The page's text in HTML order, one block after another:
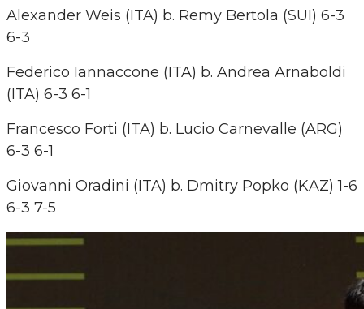
Alexander Weis (ITA) b. Remy Bertola (SUI) 6-3
6-3
Federico Iannaccone (ITA) b. Andrea Arnaboldi
(ITA) 6-3 6-1
Francesco Forti (ITA) b. Lucio Carnevalle (ARG)
6-3 6-1
Giovanni Oradini (ITA) b. Dmitry Popko (KAZ) 1-6
6-3 7-5